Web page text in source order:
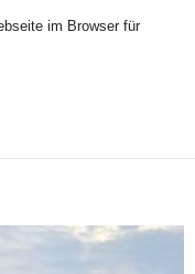
im Browser für